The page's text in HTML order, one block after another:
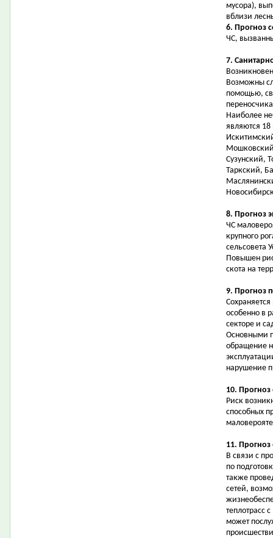
мусора),
вблизи
6. Прогноз
ЧС,
7.
Возможны
помощью,
Наиболее
являются 18
Сузунский,
Таркский,
8. Прогноз
ЧС
крупного
сельсовета
Повышен
скота на
9. Прогноз
особенно в
секторе и
Основными
обращение
нарушение
10. Прогноз
Риск
способных
11.
В связи с
по
также
сетей,
теплотрасс
может